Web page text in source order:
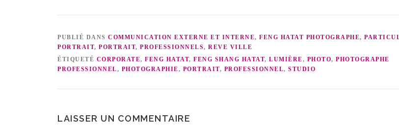
PUBLIÉ DANS COMMUNICATION EXTERNE ET INTERNE, FENG HATAT PHOTOGRAPHE,
PORTRAIT, PORTRAIT, PROFESSIONNELS, REVE VILLE
ÉTIQUETÉ CORPORATE, FENG HATAT, FENG SHANG HATAT, LUMIÈRE, PHOTO, PHOTOGRAPHE
PROFESSIONNEL, PHOTOGRAPHIE, PORTRAIT, PROFESSIONNEL, STUDIO
LAISSER UN COMMENTAIRE